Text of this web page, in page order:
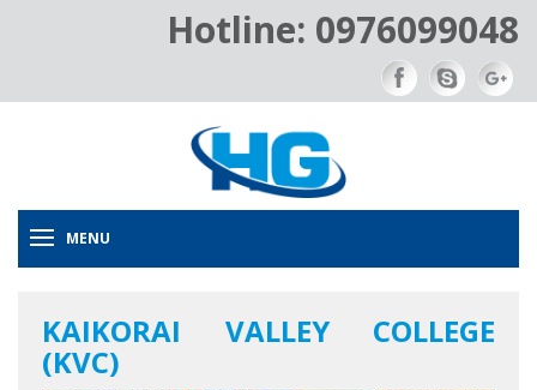
Hotline: 0976099048
MENU
KAIKORAI VALLEY COLLEGE
(KVC)